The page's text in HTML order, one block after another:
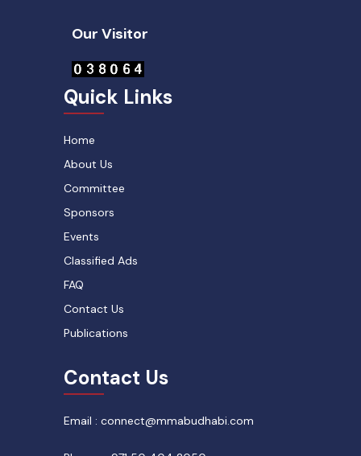
Our Visitor
Quick Links
Home
About Us
Committee
Sponsors
Events
Classified Ads
FAQ
Contact Us
Publications
Contact Us
Email : connect@mmabudhabi.com